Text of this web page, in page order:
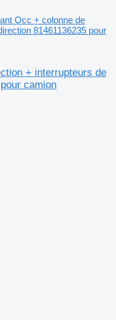
Occ + colonne de
81461136235 pour
+ interrupteurs de
camion